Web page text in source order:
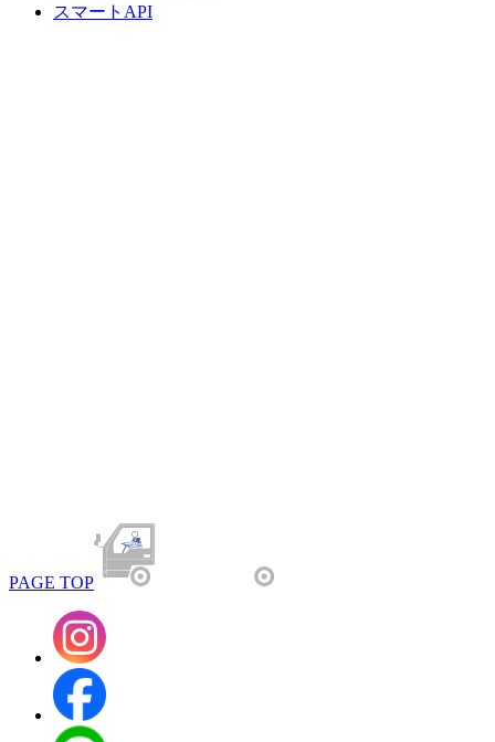
スマートAPI
PAGE TOP